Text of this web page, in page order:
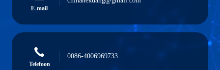
E-mail
Telefoon
0086-4006969733